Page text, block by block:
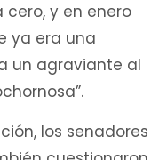
y en enero
ya era una
un agraviante al
los senadores